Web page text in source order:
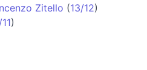
Zitello (13/12)
)